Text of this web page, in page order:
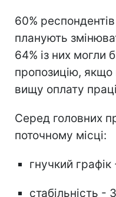
60%
планують
64% із них могли
пропозицію,
вищу оплату
Серед головних
поточному місці:
гнучкий графік
стабільність -